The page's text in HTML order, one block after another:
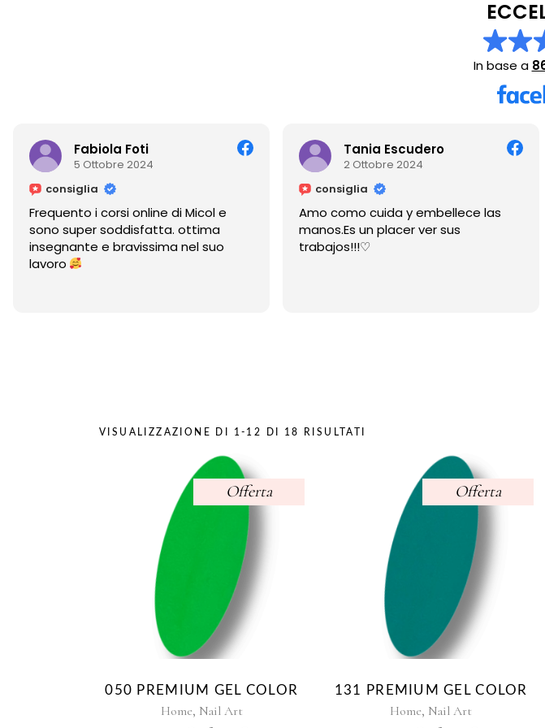
In base a
Fabiola Foti
5 Ottobre 2024
consiglia
Frequento i corsi online di Micol e
sono super soddisfatta. ottima
insegnante e bravissima nel suo
lavoro
Tania Escudero
2 Ottobre 2024
consiglia
Amo como cuida y embellece las
manos.Es un placer ver sus
trabajos!!!♡
VISUALIZZAZIONE DI 1-12 DI 18 RISULTATI
Offerta
050 PREMIUM GEL COLOR
Home, Nail Art
Offerta
131 PREMIUM GEL COLOR
Home, Nail Art